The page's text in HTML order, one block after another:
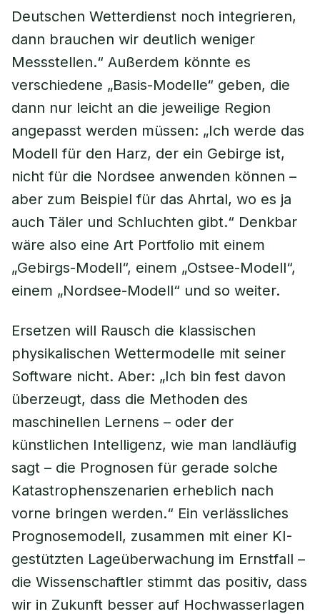
Deutschen Wetterdienst noch integrieren,
dann brauchen wir deutlich weniger
Messstellen.“ Außerdem könnte es
verschiedene „Basis-Modelle“ geben, die
dann nur leicht an die jeweilige Region
angepasst werden müssen: „Ich werde das
Modell für den Harz, der ein Gebirge ist,
nicht für die Nordsee anwenden können –
aber zum Beispiel für das Ahrtal, wo es ja
auch Täler und Schluchten gibt.“ Denkbar
wäre also eine Art Portfolio mit einem
„Gebirgs-Modell“, einem „Ostsee-Modell“,
einem „Nordsee-Modell“ und so weiter.
Ersetzen will Rausch die klassischen
physikalischen Wettermodelle mit seiner
Software nicht. Aber: „Ich bin fest davon
überzeugt, dass die Methoden des
maschinellen Lernens – oder der
künstlichen Intelligenz, wie man landläufig
sagt – die Prognosen für gerade solche
Katastrophenszenarien erheblich nach
vorne bringen werden.“ Ein verlässliches
Prognosemodell, zusammen mit einer KI-
gestützten Lageüberwachung im Ernstfall –
die Wissenschaftler stimmt das positiv, dass
wir in Zukunft besser auf Hochwasserlagen